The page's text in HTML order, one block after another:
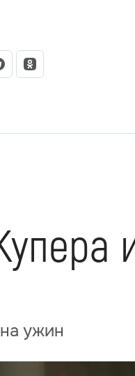
ужин